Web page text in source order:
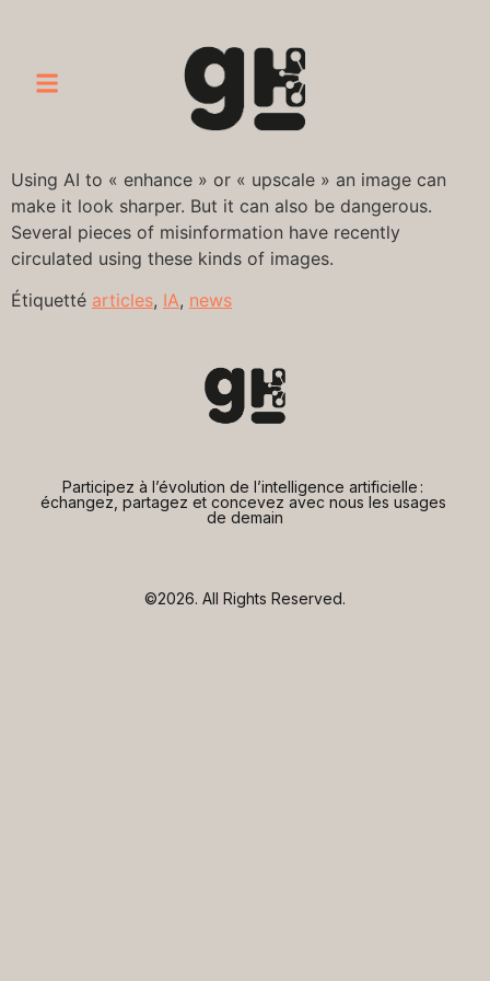
Using AI to « enhance » or « upscale » an image can
make it look sharper. But it can also be dangerous.
Several pieces of misinformation have recently
circulated using these kinds of images.
Étiquetté articles, IA, news
Participez à l’évolution de l’intelligence artificielle :
échangez, partagez et concevez avec nous les usages
de demain
©2026. All Rights Reserved.